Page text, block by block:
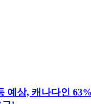
예상, 캐나다인